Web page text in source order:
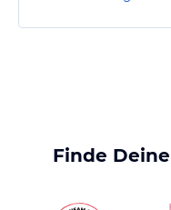
Finde